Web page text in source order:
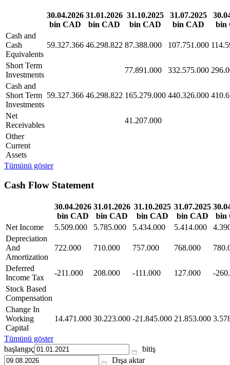
30.04.2026
bin CAD
31.01.2026
bin CAD
31.10.2025
bin CAD
31.07.2025
bin CAD
bin
Cash and
Cash
Equivalents
59.327.366 46.298.822 87.388.000 107.751.000
Short Term
Investments
77.891.000 332.575.000
Cash and
Short Term
Investments
59.327.366 46.298.822 165.279.000 440.326.000
Net
Receivables
41.207.000
Other
Current
Assets
Tümünü göster
Cash Flow Statement
30.04.2026
bin CAD
31.01.2026
bin CAD
31.10.2025
bin CAD
31.07.2025
bin CAD
bin
Net Income
5.509.000 5.785.000 5.434.000 5.414.000
Depreciation
And
Amortization
722.000 710.000 757.000 768.000
Deferred
Income Tax
-211.000 208.000 -111.000 127.000
-
Stock Based
Compensation
Change In
Working
Capital
14.471.000 30.223.000 -21.845.000 21.853.000
Tümünü göster
başlangıç
bitiş
Dışa aktar